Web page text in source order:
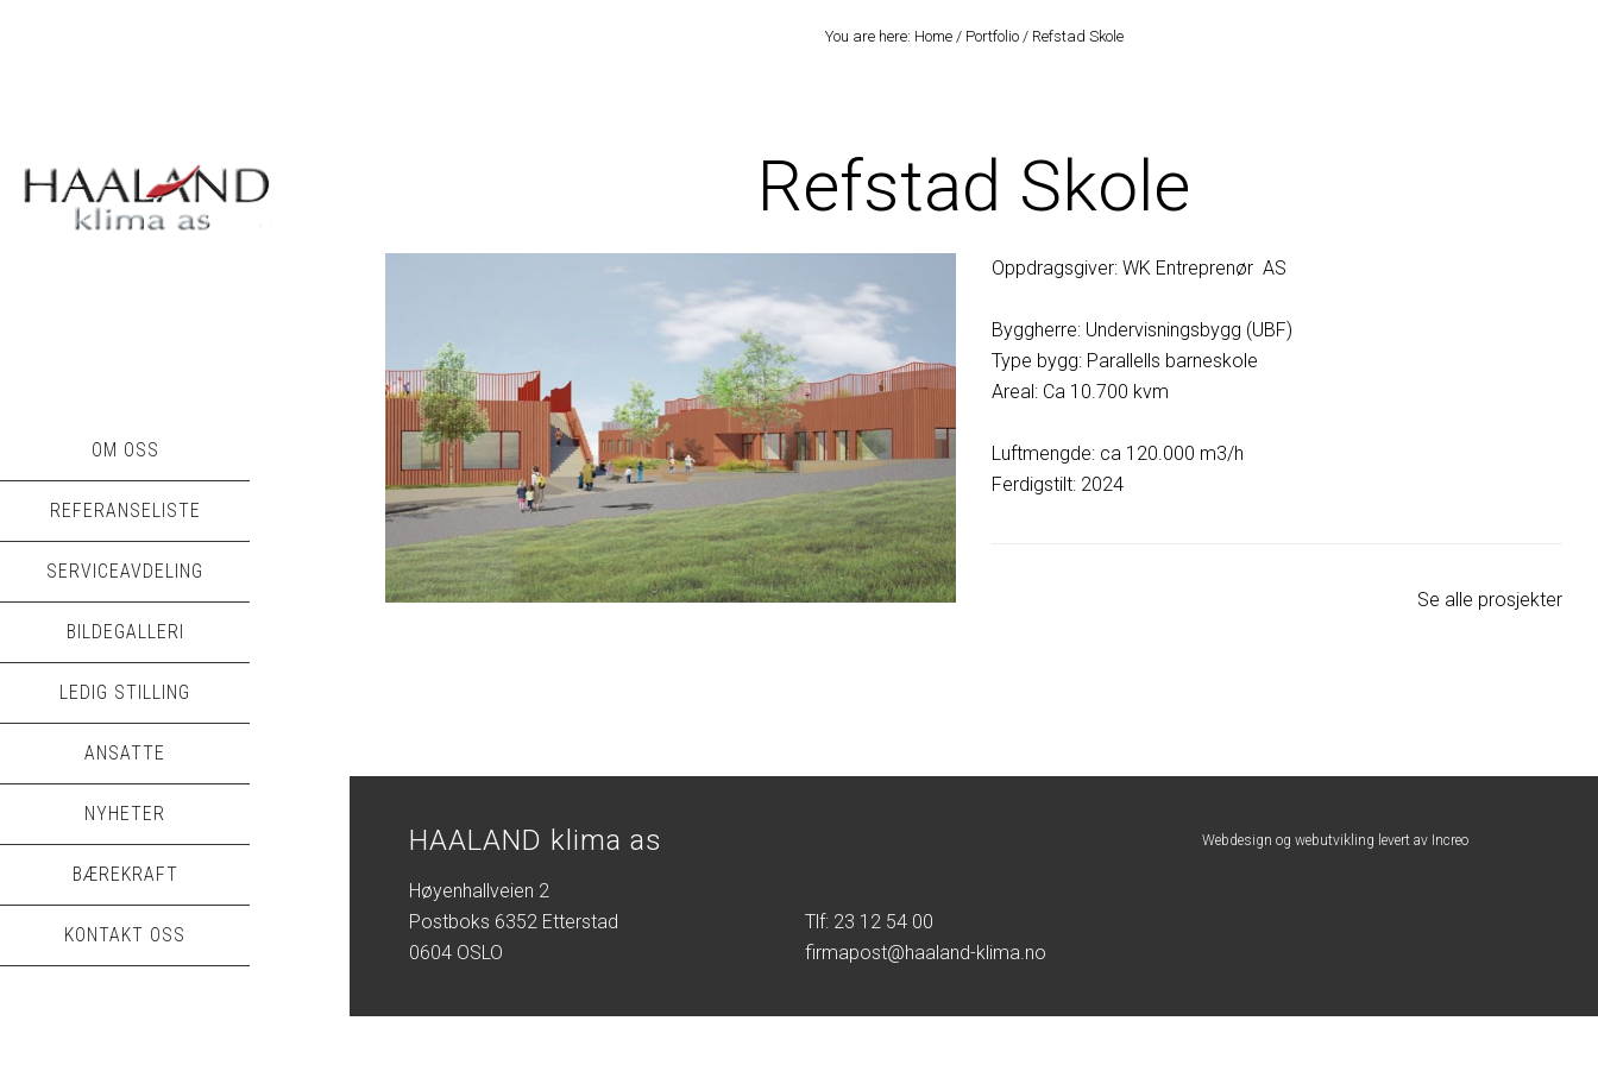
OM OSS
REFERANSELISTE
SERVICEAVDELING
BILDEGALLERI
LEDIG STILLING
ANSATTE
NYHETER
BÆREKRAFT
KONTAKT OSS
You are here: Home / Portfolio /Refstad Skole
Refstad Skole
Oppdragsgiver: WK Entreprenør AS
Byggherre: Undervisningsbygg (UBF)
Type bygg: Parallells barneskole
Areal: Ca 10.700 kvm
Luftmengde: ca 120.000 m3/h
Ferdigstilt: 2024
Se alle prosjekter
HAALAND klima as
Høyenhallveien 2
Postboks 6352 Etterstad
0604 OSLO
Tlf: 23 12 54 00
firmapost@haaland-klima.no
Webdesign og webutvikling levert av Increo